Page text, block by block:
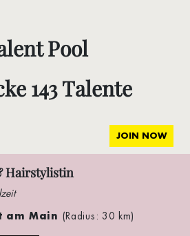
Pool
143 Talente
JOIN NOW
Hairstylistin
am Main (Radius: 30 km)